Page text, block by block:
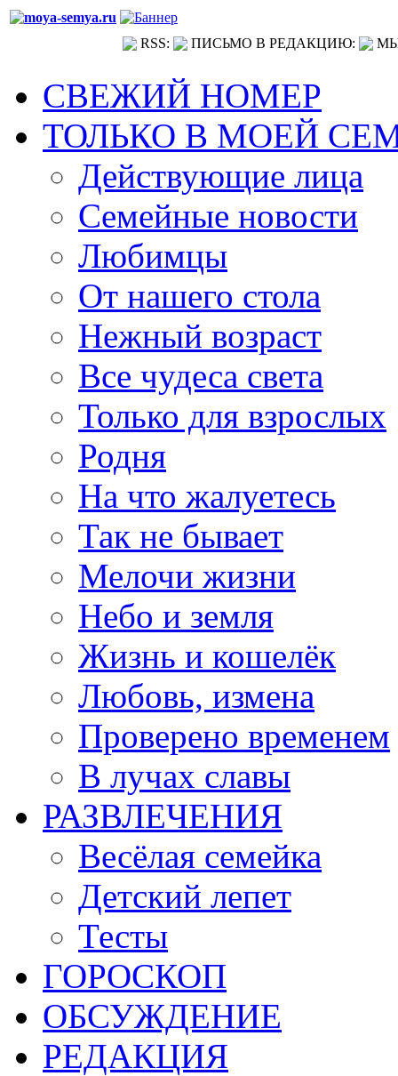
RSS: ПИСЬМО В РЕДАКЦИЮ:
СВЕЖИЙ НОМЕР
ТОЛЬКО В МОЕЙ
Действующие лица
Семейные новости
Любимцы
От нашего стола
Нежный возраст
Все чудеса света
Только для взрослых
Родня
На что жалуетесь
Так не бывает
Мелочи жизни
Небо и земля
Жизнь и кошелёк
Любовь, измена
Проверено временем
В лучах славы
РАЗВЛЕЧЕНИЯ
Весёлая семейка
Детский лепет
Тесты
ГОРОСКОП
ОБСУЖДЕНИЕ
РЕДАКЦИЯ